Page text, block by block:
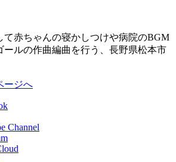
て赤ちゃんの寝かしつけや病院のBGM
ールの作曲編曲を行う、長野県松本市
ージへ